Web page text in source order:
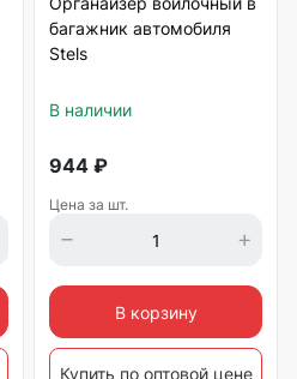
багажник автомобиля
Stels
В наличии
944 ₽
Цена за шт.
В корзину
Купить по оптовой цене